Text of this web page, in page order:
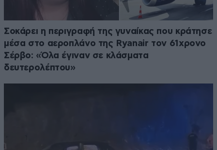
Σοκάρει η περιγραφή της γυναίκας που κράτησε
μέσα στο αεροπλάνο της Ryanair τον 61χρονο
Σέρβο: «Όλα έγιναν σε κλάσματα
δευτερολέπτου»